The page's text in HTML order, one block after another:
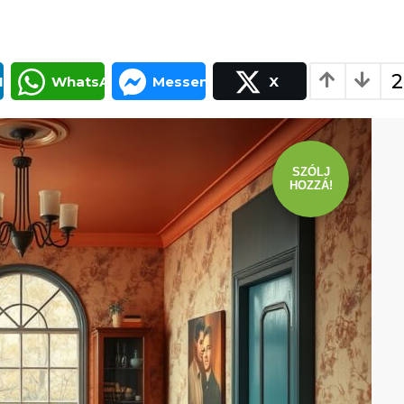
WhatsApp Messenger X
SZÓLJ
HOZZÁ!